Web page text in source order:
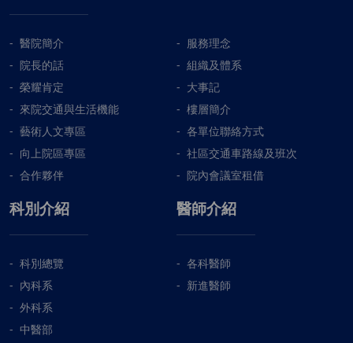
醫院簡介
服務理念
院長的話
組織及體系
榮耀肯定
大事記
來院交通與生活機能
樓層簡介
藝術人文專區
各單位聯絡方式
向上院區專區
社區交通車路線及班次
合作夥伴
院內會議室租借
科別介紹
科別總覽
內科系
外科系
中醫部
醫師介紹
各科醫師
新進醫師